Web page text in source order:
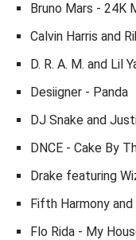
Bruno Mars - 24K
Calvin Harris and
D. R. A. M. and Lil
Desiigner - Panda
DJ Snake and
DNCE - Cake By
Drake featuring
Fifth Harmony
Flo Rida - My